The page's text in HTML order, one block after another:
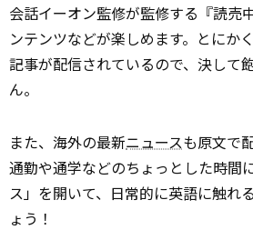
会話イーオン監修が監修する『読売
ンテンツなどが楽しめます。とにか
記事が配信されているので、決して
ん。
また、海外の最新ニュースも原文で
通勤や通学などのちょっとした時間
ス」を開いて、日常的に英語に触れ
ょう！